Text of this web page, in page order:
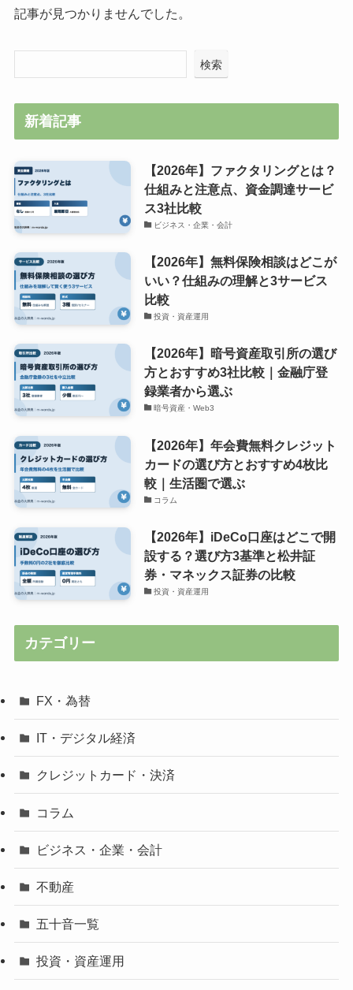
記事が見つかりませんでした。
検索
新着記事
【2026年】ファクタリングとは？
仕組みと注意点、資金調達サービ
ス3社比較
ビジネス・企業・会計
【2026年】無料保険相談はどこが
いい？仕組みの理解と3サービス
比較
投資・資産運用
【2026年】暗号資産取引所の選び
方とおすすめ3社比較｜金融庁登
録業者から選ぶ
暗号資産・Web3
【2026年】年会費無料クレジット
カードの選び方とおすすめ4枚比
較｜生活圏で選ぶ
コラム
【2026年】iDeCo口座はどこで開
設する？選び方3基準と松井証
券・マネックス証券の比較
投資・資産運用
カテゴリー
FX・為替
IT・デジタル経済
クレジットカード・決済
コラム
ビジネス・企業・会計
不動産
五十音一覧
投資・資産運用